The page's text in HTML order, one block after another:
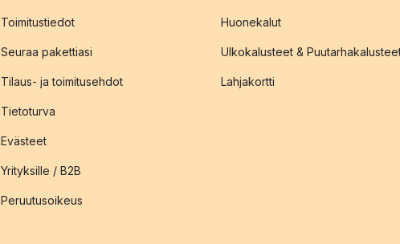
Toimitustiedot
Seuraa pakettiasi
Tilaus- ja toimitusehdot
Tietoturva
Evästeet
Yrityksille / B2B
Peruutusoikeus
Huonekalut
Ulkokalusteet &
Lahjakortti